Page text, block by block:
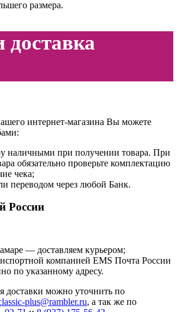
размера.
доставка
интернет-магазина Вы можете
наличными при получении товара. При
обязательно проверьте комплектацию
чека;
переводом через любой Банк.
России
— доставляем курьером;
компанией EMS Почта России
по указанному адресу.
доставки можно уточнить по
plus@rambler.ru, а так же по